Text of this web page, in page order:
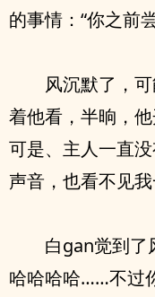
的事情：“你之前
风沉默了，
着他看，半晌，
可是、主人一直
声音，也看不见
白gan觉到了
哈哈哈哈……不过